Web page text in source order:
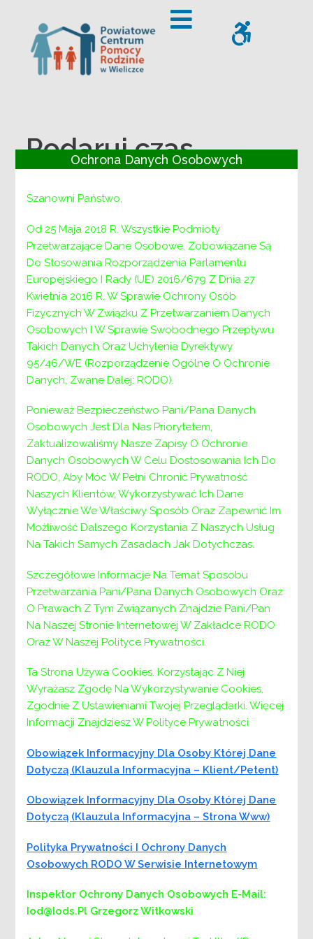
Ochrona Danych Osobowych
Szanowni Państwo,
Od 25 Maja 2018 R. Wszystkie Podmioty
Przetwarzające Dane Osobowe, Zobowiązane Są
Do Stosowania Rozporządzenia Parlamentu
Europejskiego I Rady (UE) 2016/679 Z Dnia 27
Kwietnia 2016 R. W Sprawie Ochrony Osób
Fizycznych W Związku Z Przetwarzaniem Danych
Osobowych I W Sprawie Swobodnego Przepływu
Takich Danych Oraz Uchylenia Dyrektywy
95/46/WE (Rozporządzenie Ogólne O Ochronie
Danych, Zwane Dalej: RODO).
Ponieważ Bezpieczeństwo Pani/Pana Danych
Osobowych Jest Dla Nas Priorytetem,
Zaktualizowaliśmy Nasze Zapisy O Ochronie
Danych Osobowych W Celu Dostosowania Ich Do
RODO, Aby Móc W Pełni Chronić Prywatność
Naszych Klientów, Wykorzystywać Ich Dane
Wyłącznie We Właściwy Sposób Oraz Zapewnić Im
Możliwość Dalszego Korzystania Z Naszych Usług
Na Takich Samych Zasadach Jak Dotychczas.
Szczegółowe Informacje Na Temat Sposobu
Przetwarzania Pani/Pana Danych Osobowych Oraz
O Prawach Z Tym Związanych Znajdzie Pani/Pan
Na Naszej Stronie Internetowej W Zakładce RODO
Oraz W Naszej Polityce Prywatności.
Ta Strona Używa Cookies. Korzystając Z Niej
Wyrażasz Zgodę Na Wykorzystywanie Cookies,
Zgodnie Z Ustawieniami Twojej Przeglądarki. Więcej
Informacji Znajdziesz W Polityce Prywatności
Obowiązek Informacyjny Dla Osoby Której Dane
Dotyczą (klauzula Informacyjna – Klient/petent)
Obowiązek Informacyjny Dla Osoby Której Dane
Dotyczą (klauzula Informacyjna – Strona Www)
Polityka Prywatności I Ochrony Danych
Osobowych RODO W Serwisie Internetowym
Inspektor Ochrony Danych Osobowych E-Mail:
Iod@iods.pl Grzegorz Witkowski
Offcanvas Sidebar
Podaruj czas
Jednym z obszarów wsparcia Centrum
Wolontariatu jest pomoc osobom starszym
przebywającym w Domach Pomocy Społecznej.
Sprowadza się ona tak naprawdę do wspólnego
spędzania czasu.I z całą pewnością, nie jest to
stracony czas.
Zapraszamy wszystkich, którzy chcieliby się
włączyć w akcję pomocy osobom starszym do
Centrum Wolontariatu przy Powiatowym
Centrum Pomocy Rodzinie w Wieliczce.
Informacje: 12 288 02 20, b.pasek@pcpr-
wieliczka.pl